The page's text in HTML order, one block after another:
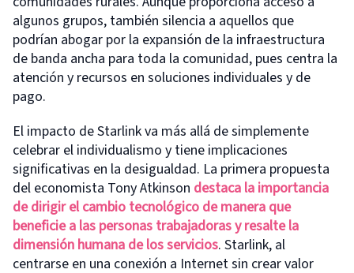
algunos grupos, también silencia a aquellos que
podrían abogar por la expansión de la infraestructura
de banda ancha para toda la comunidad, pues centra la
atención y recursos en soluciones individuales y de
pago.
El impacto de Starlink va más allá de simplemente
celebrar el individualismo y tiene implicaciones
significativas en la desigualdad. La primera propuesta
del economista Tony Atkinson destaca la importancia
de dirigir el cambio tecnológico de manera que
beneficie a las personas trabajadoras y resalte la
dimensión humana de los servicios. Starlink, al
centrarse en una conexión a Internet sin crear valor